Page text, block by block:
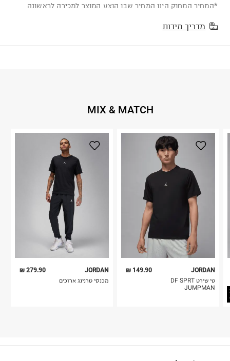
*המחיר המחוק הינו המחיר שבו הוצע המוצר למכירה לראשונה
מדריך מידות
MIX & MATCH
279.90 ₪
JORDAN
מכנסי טרנינג ארוכים
149.90 ₪
JORDAN
טי שירט DF SPRT
JUMPMAN